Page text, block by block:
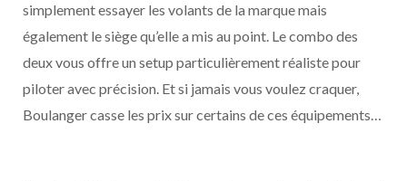
simplement essayer les volants de la marque mais
également le siège qu’elle a mis au point. Le combo des
deux vous offre un setup particulièrement réaliste pour
piloter avec précision. Et si jamais vous voulez craquer,
Boulanger casse les prix sur certains de ces équipements…